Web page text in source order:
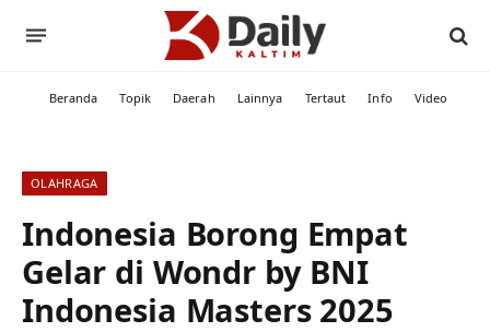
Beranda Topik Daerah Lainnya Tertaut Info Video
OLAHRAGA
Indonesia Borong Empat
Gelar di Wondr by BNI
Indonesia Masters 2025